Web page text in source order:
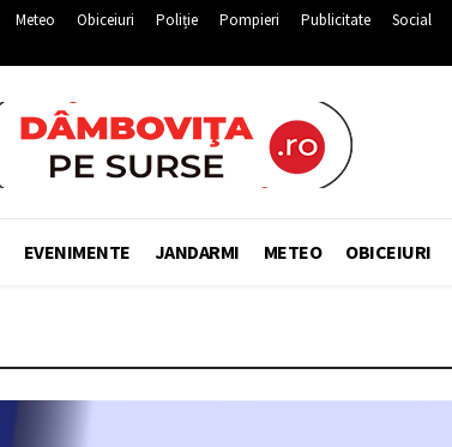
Meteo Obiceiuri Poliție Pompieri Publicitate Social
EVENIMENTE JANDARMI METEO OBICEIURI